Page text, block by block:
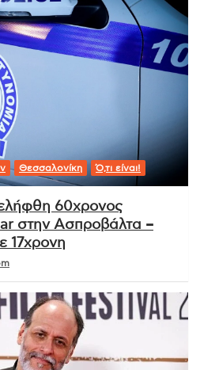
Θεσσαλονίκη Ό,τι είναι!
60χρονος
στην Ασπροβάλτα –
17χρονη